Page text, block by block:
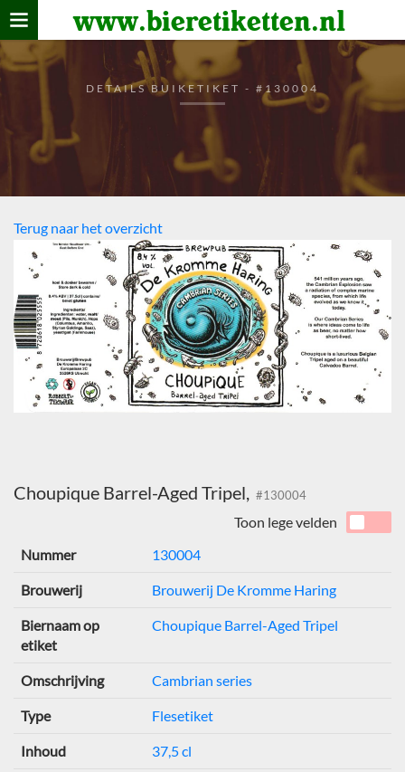
www.bieretiketten.nl
Home
verzamelen
De bierkaart
Bezoekers
DETAILS BUIKETIKET - #130004
Terug naar het overzicht
Choupique Barrel-Aged Tripel, #130004
Toon lege velden
Nummer
130004
Brouwerij Brouwerij De Kromme Haring
Biernaam op
etiket
Choupique Barrel-Aged Tripel
Omschrijving Cambrian series
Type Flesetiket
Inhoud 37,5 cl